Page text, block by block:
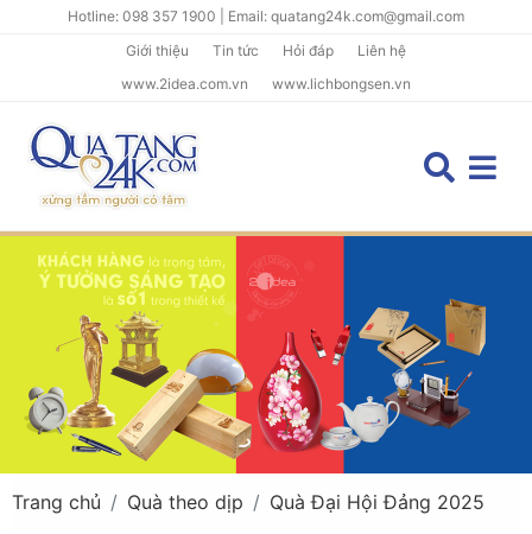
Hotline: 098 357 1900 | Email: quatang24k.com@gmail.com
Giới thiệu
Tin tức Hỏi đáp
Liên hệ
www.2idea.com.vn
www.lichbongsen.vn
Trang chủ Quà theo dịp Quà Đại Hội Đảng 2025